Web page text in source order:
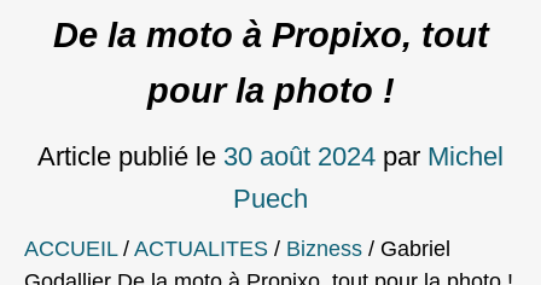
De la moto à Propixo, tout
pour la photo !
Article publié le 30 août 2024 par Michel
Puech
ACCUEIL/ ACTUALITES / Bizness / Gabriel